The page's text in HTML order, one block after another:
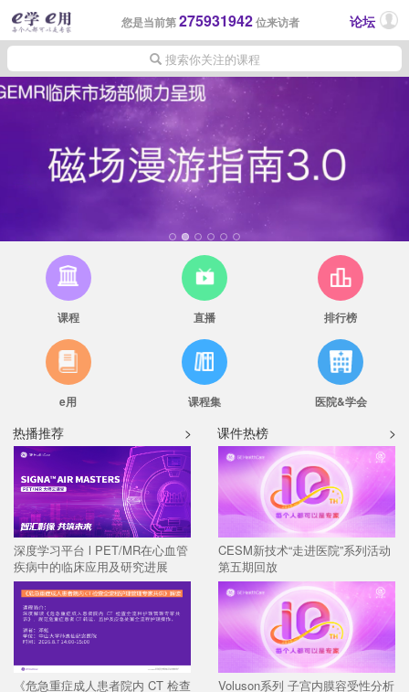
您是当前第275931942位来访者 论坛
搜索你关注的课程
课程 直播 排行榜
e用 课程集 医院&学会
热播推荐 >
深度学习平台 l PET/MR在心血管
疾病中的临床应用及研究进展
《危急重症成人患者院内 CT 检查
课件热榜 >
CESM新技术“走进医院”系列活动
第五期回放
Voluson系列 子宫内膜容受性分析